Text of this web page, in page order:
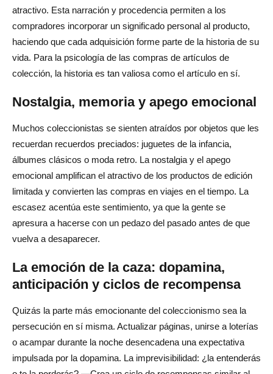
atractivo. Esta narración y procedencia permiten a los
compradores incorporar un significado personal al producto,
haciendo que cada adquisición forme parte de la historia de su
vida. Para la psicología de las compras de artículos de
colección, la historia es tan valiosa como el artículo en sí.
Nostalgia, memoria y apego emocional
Muchos coleccionistas se sienten atraídos por objetos que les
recuerdan recuerdos preciados: juguetes de la infancia,
álbumes clásicos o moda retro. La nostalgia y el apego
emocional amplifican el atractivo de los productos de edición
limitada y convierten las compras en viajes en el tiempo. La
escasez acentúa este sentimiento, ya que la gente se
apresura a hacerse con un pedazo del pasado antes de que
vuelva a desaparecer.
La emoción de la caza: dopamina,
anticipación y ciclos de recompensa
Quizás la parte más emocionante del coleccionismo sea la
persecución en sí misma. Actualizar páginas, unirse a loterías
o acampar durante la noche desencadena una expectativa
impulsada por la dopamina. La imprevisibilidad: ¿la entenderás